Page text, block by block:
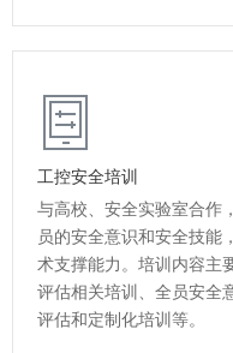
工控安全培训
与高校、安全实验室合作
员的安全意识和安全技能
术支撑能力。培训内容主
评估相关培训、全员安全
评估和定制化培训等。